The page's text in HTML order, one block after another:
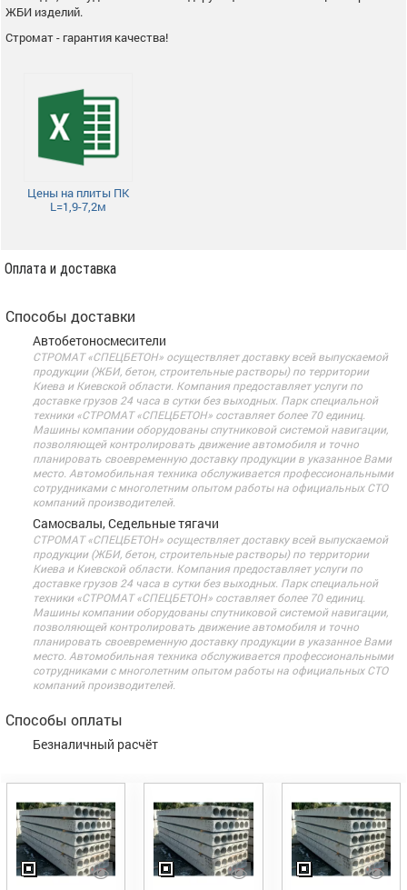
ЖБИ изделий.
Стромат - гарантия качества!
Цены на плиты ПК
L=1,9-7,2м
Оплата и доставка
Способы доставки
Автобетоносмесители
СТРОМАТ «СПЕЦБЕТОН» осуществляет доставку всей выпускаемой
продукции (ЖБИ, бетон, строительные растворы) по территории
Киева и Киевской области. Компания предоставляет услуги по
доставке грузов 24 часа в сутки без выходных. Парк специальной
техники «СТРОМАТ «СПЕЦБЕТОН» составляет более 70 единиц.
Машины компании оборудованы спутниковой системой навигации,
позволяющей контролировать движение автомобиля и точно
планировать своевременную доставку продукции в указанное Вами
место. Автомобильная техника обслуживается профессиональными
сотрудниками с многолетним опытом работы на официальных СТО
компаний производителей.
Самосвалы, Седельные тягачи
СТРОМАТ «СПЕЦБЕТОН» осуществляет доставку всей выпускаемой
продукции (ЖБИ, бетон, строительные растворы) по территории
Киева и Киевской области. Компания предоставляет услуги по
доставке грузов 24 часа в сутки без выходных. Парк специальной
техники «СТРОМАТ «СПЕЦБЕТОН» составляет более 70 единиц.
Машины компании оборудованы спутниковой системой навигации,
позволяющей контролировать движение автомобиля и точно
планировать своевременную доставку продукции в указанное Вами
место. Автомобильная техника обслуживается профессиональными
сотрудниками с многолетним опытом работы на официальных СТО
компаний производителей.
Способы оплаты
Безналичный расчёт